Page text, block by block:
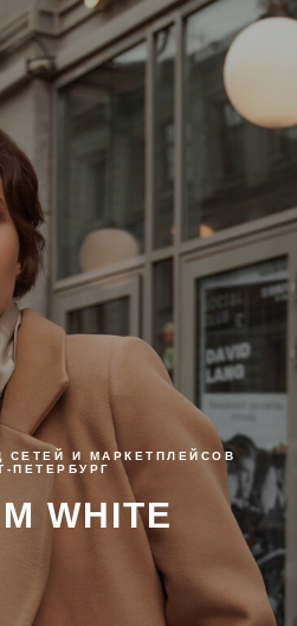
СЕТЕЙ И МАРКЕТПЛЕЙСОВ
ПЕТЕРБУРГ
WHITE